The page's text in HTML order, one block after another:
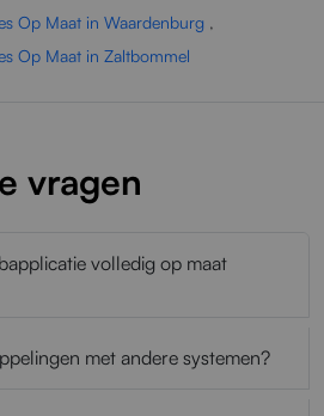
Op Maat in Waardenburg ,
Op Maat in Zaltbommel
vragen
volledig op maat
met andere systemen?